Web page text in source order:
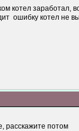
котел заработал,
ошибку котел
расскажите потом